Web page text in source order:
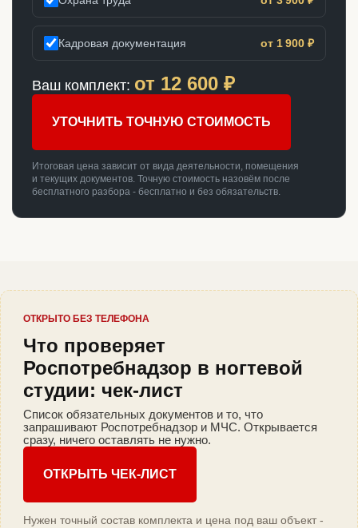
Кадровая документация от 1 900 ₽
Ваш комплект: от 12 600 ₽
УТОЧНИТЬ ТОЧНУЮ СТОИМОСТЬ
Итоговая цена зависит от вида деятельности, помещения
и текущих документов. Точную стоимость назовём после
бесплатного разбора - бесплатно и без обязательств.
ОТКРЫТО БЕЗ ТЕЛЕФОНА
Что проверяет
Роспотребнадзор в ногтевой
студии: чек-лист
Список обязательных документов и то, что
запрашивают Роспотребнадзор и МЧС. Открывается
сразу, ничего оставлять не нужно.
ОТКРЫТЬ ЧЕК-ЛИСТ
Нужен точный состав комплекта и цена под ваш объект -